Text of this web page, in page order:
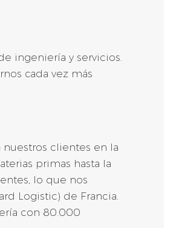
ingeniería y servicios.
cada vez más
clientes en la
primas hasta la
lo que nos
Logistic) de Francia.
con 80.000